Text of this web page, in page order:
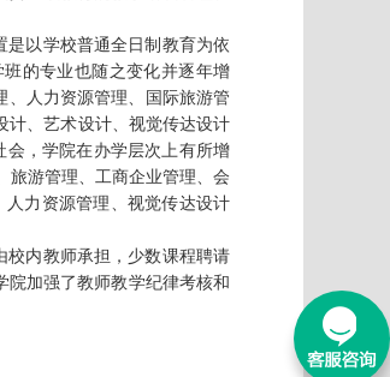
以学校普通全日制教育为依
的专业也随之变化并逐年增
、人力资源管理、国际旅游管
计、艺术设计、视觉传达设计
，学院在办学层次上有所增
旅游管理、工商企业管理、会
力资源管理、视觉传达设计
校内教师承担，少数课程聘请
院加强了教师教学纪律考核和